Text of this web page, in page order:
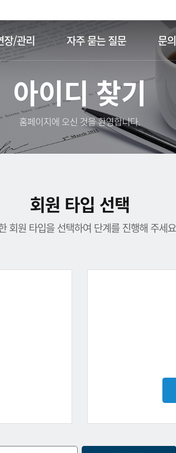
장/관리 자주 묻는 질문 문
아이디 찾기
홈페이지에 오신 것을 환영합니다.
회원 타입 선택
회원 타입을 선택하여 단계를 진행해 주세